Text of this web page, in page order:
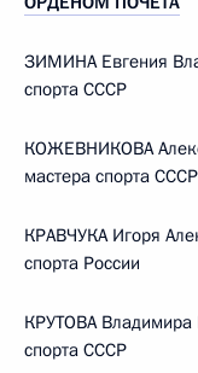
ЗИМИНА Евгения
спорта СССР
КОЖЕВНИКОВА
мастера спорта СССР
КРАВЧУКА Игоря
спорта России
КРУТОВА Владимира
спорта СССР